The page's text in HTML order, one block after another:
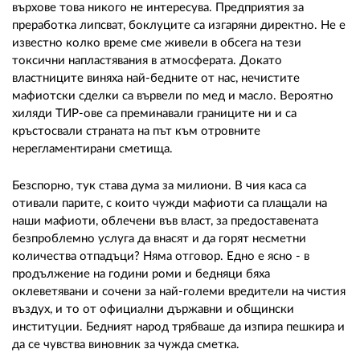
върхове това никого не интересува. Предприятия за
преработка липсват, боклуците са изгаряни директно. Не е
известно колко време сме живели в обсега на тези
токсични напластявания в атмосферата. Докато
властниците виняха най-бедните от нас, нечистите
мафиотски сделки са вървели по мед и масло. Вероятно
хиляди ТИР-ове са преминавали границите ни и са
кръстосвали страната на път към отровните
нерегламентирани сметища.
Безспорно, тук става дума за милиони. В чия каса са
отивали парите, с които чужди мафиоти са плащали на
наши мафиоти, облечени във власт, за предоставената
безпроблемно услуга да внасят и да горят несметни
количества отпадъци? Няма отговор. Едно е ясно - в
продължение на години роми и бедняци бяха
оклеветявани и сочени за най-големи вредители на чистия
въздух, и то от официални държавни и общински
институции. Бедният народ трябваше да изпира пешкира и
да се чувства виновник за чужда сметка.